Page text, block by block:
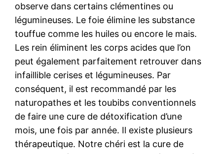
observe dans certains clémentines ou
légumineuses. Le foie élimine les substance
touffue comme les huiles ou encore le mais.
Les rein éliminent les corps acides que l’on
peut également parfaitement retrouver dans
infaillible cerises et légumineuses. Par
conséquent, il est recommandé par les
naturopathes et les toubibs conventionnels
de faire une cure de détoxification d’une
mois, une fois par année. Il existe plusieurs
thérapeutique. Notre chéri est la cure de